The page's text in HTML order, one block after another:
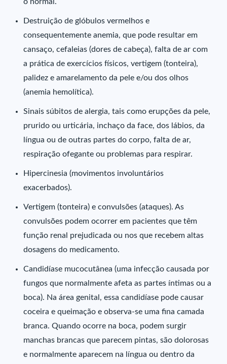
Destruição de glóbulos vermelhos e
consequentemente anemia, que pode resultar em
cansaço, cefaleias (dores de cabeça), falta de ar com
a prática de exercícios físicos, vertigem (tonteira),
palidez e amarelamento da pele e/ou dos olhos
(anemia hemolítica).
Sinais súbitos de alergia, tais como erupções da pele,
prurido ou urticária, inchaço da face, dos lábios, da
língua ou de outras partes do corpo, falta de ar,
respiração ofegante ou problemas para respirar.
Hipercinesia (movimentos involuntários
exacerbados).
Vertigem (tonteira) e convulsões (ataques). As
convulsões podem ocorrer em pacientes que têm
função renal prejudicada ou nos que recebem altas
dosagens do medicamento.
Candidíase mucocutânea (uma infecção causada por
fungos que normalmente afeta as partes íntimas ou a
boca). Na área genital, essa candidíase pode causar
coceira e queimação e observa-se uma fina camada
branca. Quando ocorre na boca, podem surgir
manchas brancas que parecem pintas, são dolorosas
e normalmente aparecem na língua ou dentro da